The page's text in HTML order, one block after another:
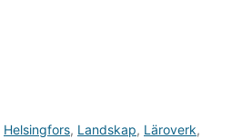
Helsingfors, Landskap, Läroverk,